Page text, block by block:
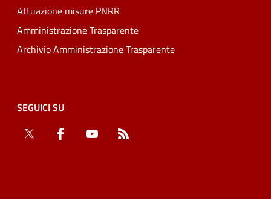
Attuazione misure PNRR
Amministrazione Trasparente
Archivio Amministrazione Trasparente
SEGUICI SU
Twitter
Facebook YouTube